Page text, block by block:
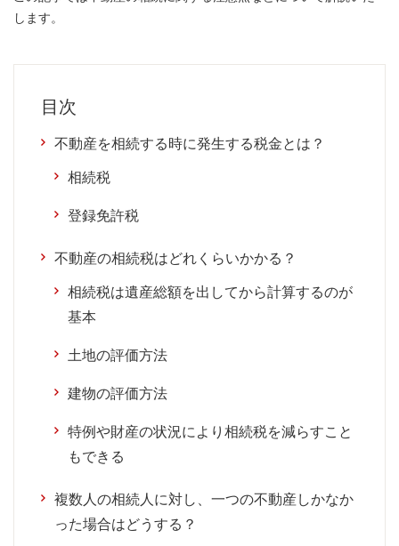
します。
目次
不動産を相続する時に発生する税金とは？
相続税
登録免許税
不動産の相続税はどれくらいかかる？
相続税は遺産総額を出してから計算するのが
基本
土地の評価方法
建物の評価方法
特例や財産の状況により相続税を減らすこと
もできる
複数人の相続人に対し、一つの不動産しかなか
った場合はどうする？